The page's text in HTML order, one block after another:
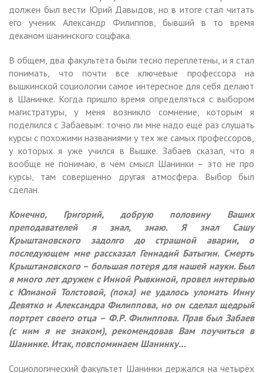
должен был вести Юрий Давыдов, но в итоге стал читать
его ученик Александр Филиппов, бывший в то время
деканом шанинского соцфака.
В общем, два факультета были тесно переплетены, и я стал
понимать, что почти все ключевые профессора на
вышкинской социологии самое интересное для себя делают
в Шанинке. Когда пришло время определяться с выбором
магистратуры, у меня возникло сомнение, которым я
поделился с Забаевым: точно ли мне надо ещё раз слушать
курсы с похожими названиями у тех же самых профессоров,
у которых я уже учился в Вышке. Забаев сказал, что я
вообще не понимаю, в чём смысл Шанинки – это не про
курсы, там совершенно другая атмосфера. Выбор был
сделан.
Конечно, Григорий, добрую половину Ваших
преподавателей я знал, знаю. Я знал Сашу
Крыштановского задолго до страшной аварии, о
последующем мне рассказал Геннадий Батыгин. Смерть
Крыштановского – большая потеря для нашей науки. Был
я много лет дружен с Инной Рывкиной, провел интервью
с Юлианой Толстовой, (пока) не удалось уломать Инну
Девятко и Александра Филиппова, но он сделал щедрый
портрет своего отца – Ф.Р. Филиппова. Прав был Забаев
(с ним я не знаком), рекомендовав Вам поучиться в
Шанинке. Итак, повспоминаем Шанинку…
Социологический факультет Шанинки держался на четырёх